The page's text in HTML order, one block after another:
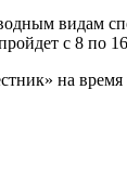
видам
с 8 по 16
на